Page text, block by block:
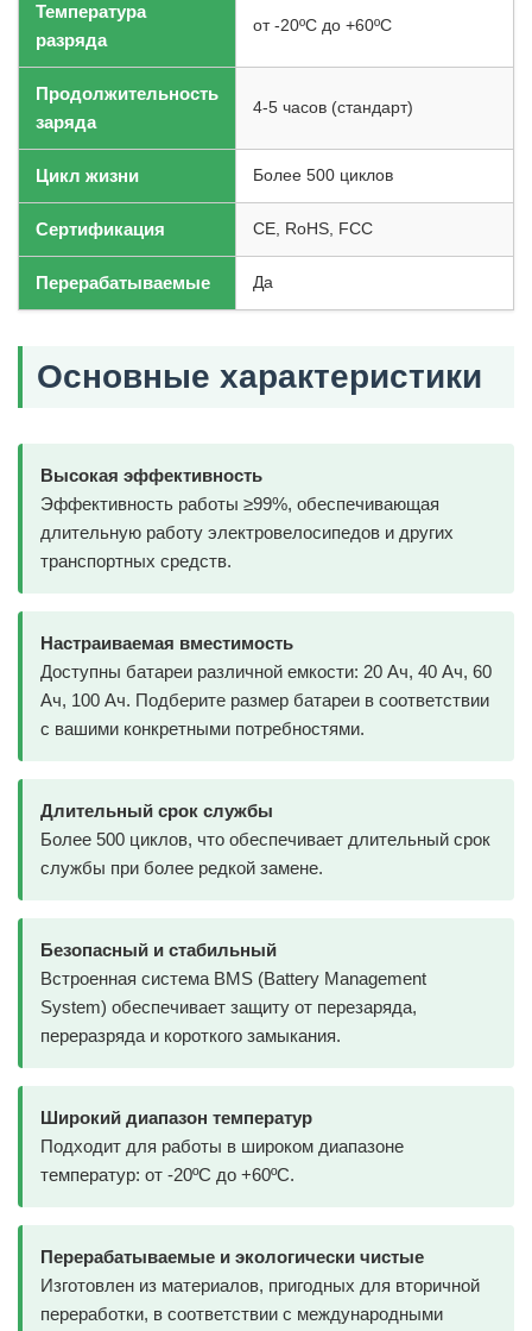
Температура
разряда
от -20ºC до +60ºC
Продолжительность
заряда
4-5 часов (стандарт)
Цикл жизни Более 500 циклов
Сертификация CE, RoHS, FCC
Перерабатываемые Да
Основные характеристики
Высокая эффективность
Эффективность работы ≥99%, обеспечивающая
длительную работу электровелосипедов и других
транспортных средств.
Настраиваемая вместимость
Доступны батареи различной емкости: 20 Ач, 40 Ач, 60
Ач, 100 Ач. Подберите размер батареи в соответствии
с вашими конкретными потребностями.
Длительный срок службы
Более 500 циклов, что обеспечивает длительный срок
службы при более редкой замене.
Безопасный и стабильный
Встроенная система BMS (Battery Management
System) обеспечивает защиту от перезаряда,
переразряда и короткого замыкания.
Широкий диапазон температур
Подходит для работы в широком диапазоне
температур: от -20ºC до +60ºC.
Перерабатываемые и экологически чистые
Изготовлен из материалов, пригодных для вторичной
переработки, в соответствии с международными